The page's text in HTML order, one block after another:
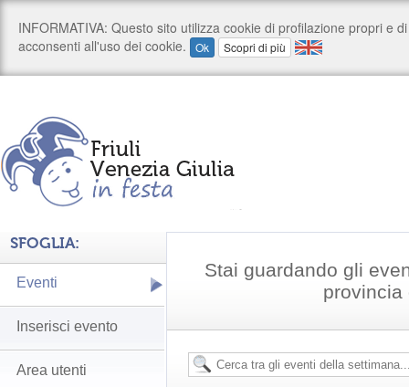
Stai guardando gli
provincia
SFOGLIA:
Eventi
Inserisci evento
Area utenti